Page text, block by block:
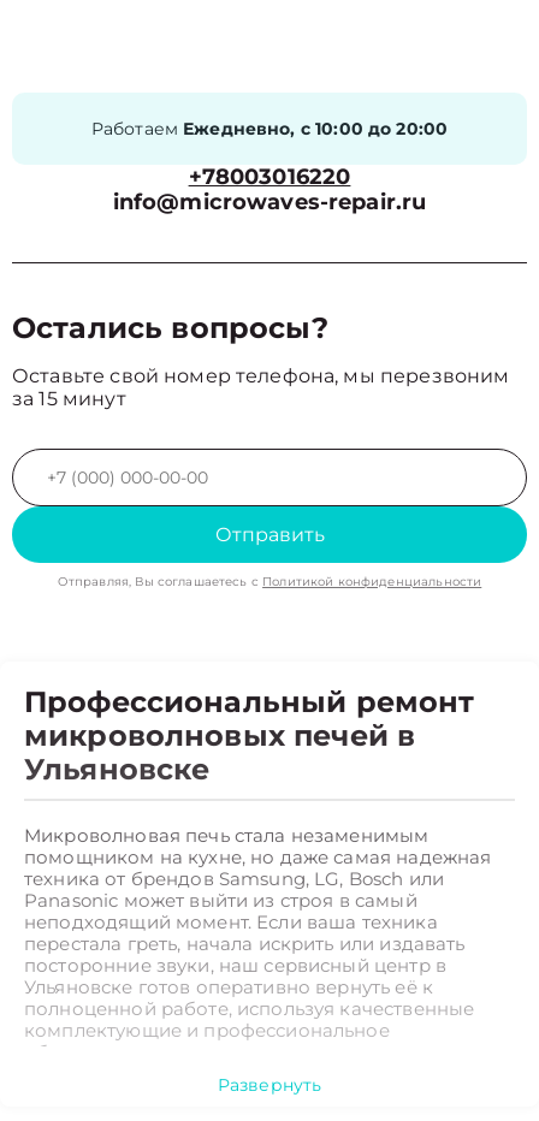
Работаем Ежедневно, с 10:00 до 20:00
+78003016220
info@microwaves-repair.ru
Остались вопросы?
Оставьте свой номер телефона, мы перезвоним
за 15 минут
Отправить
Отправляя, Вы соглашаетесь с Политикой конфиденциальности
Профессиональный ремонт
микроволновых печей в
Ульяновске
Микроволновая печь стала незаменимым
помощником на кухне, но даже самая надежная
техника от брендов Samsung, LG, Bosch или
Panasonic может выйти из строя в самый
неподходящий момент. Если ваша техника
перестала греть, начала искрить или издавать
посторонние звуки, наш сервисный центр в
Ульяновске готов оперативно вернуть её к
полноценной работе, используя качественные
комплектующие и профессиональное
оборудование.
Какие неисправности ремонт
Развернуть